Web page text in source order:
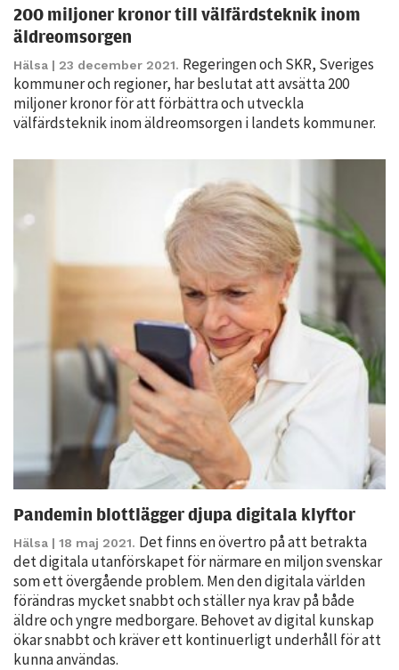
200 miljoner kronor till välfärdsteknik inom
äldreomsorgen
Hälsa | 23 december 2021. Regeringen och SKR, Sveriges
kommuner och regioner, har beslutat att avsätta 200
miljoner kronor för att förbättra och utveckla
välfärdsteknik inom äldreomsorgen i landets kommuner.
Pandemin blottlägger djupa digitala klyftor
Hälsa | 18 maj 2021. Det finns en övertro på att betrakta
det digitala utanförskapet för närmare en miljon svenskar
som ett övergående problem. Men den digitala världen
förändras mycket snabbt och ställer nya krav på både
äldre och yngre medborgare. Behovet av digital kunskap
ökar snabbt och kräver ett kontinuerligt underhåll för att
kunna användas.
Nödvändiga
Dessa kakor
går inte att
behövs för
att hemsidan
över huvud
taget ska
fungera.
Statistik
För att vi ska
kunna
förbättra
hemsidans
funktionalitet
och
uppbyggnad,
baserat på
används.
Upplevelse
För att vår
hemsida ska
prestera så